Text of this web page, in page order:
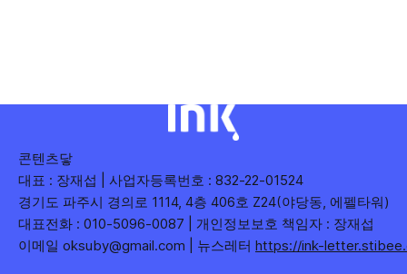
콘텐츠닿
대표 : 장재섭 | 사업자등록번호 : 832-22-01524
경기도 파주시 경의로 1114, 4층 406호 Z24(야당동, 에펠타워)
대표전화 : 010-5096-0087 | 개인정보보호 책임자 : 장재섭
이메일 oksuby@gmail.com | 뉴스레터 https://ink-